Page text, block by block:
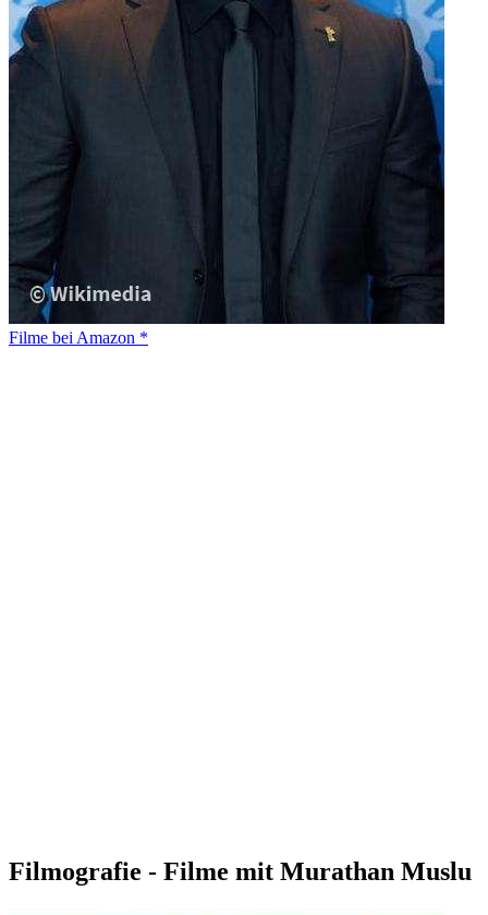
Filme bei Amazon *
Filmografie - Filme mit Murathan Muslu